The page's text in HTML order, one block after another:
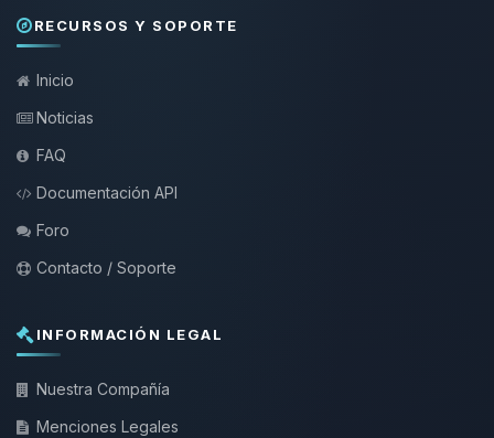
RECURSOS Y SOPORTE
Inicio
Noticias
FAQ
Documentación API
Foro
Contacto / Soporte
INFORMACIÓN LEGAL
Nuestra Compañía
Menciones Legales